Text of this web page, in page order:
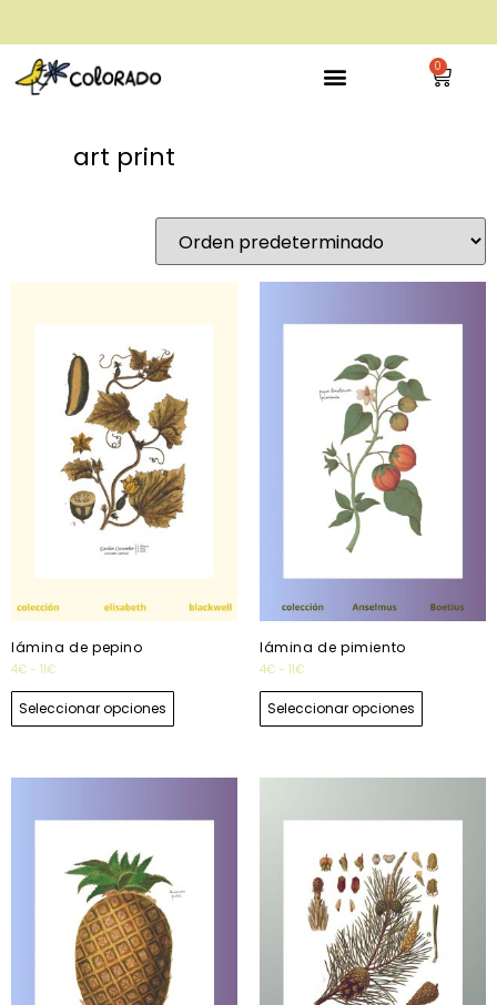
envío gratis a partir de 28€ 0
art print
lámina de pepino
4€ - 11€
Seleccionar opciones
lámina de pimiento
4€ - 11€
Seleccionar opciones